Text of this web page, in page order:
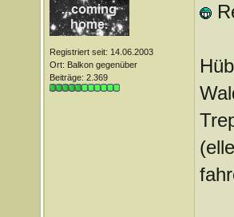
Registriert seit: 14.06.2003
Ort: Balkon gegenüber
Beiträge: 2.369